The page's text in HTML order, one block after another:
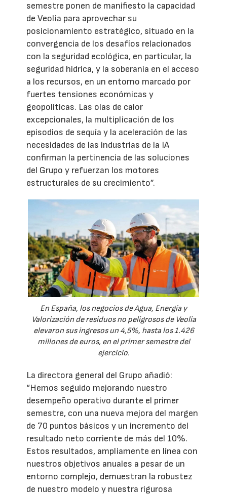
semestre ponen de manifiesto la capacidad
de Veolia para aprovechar su
posicionamiento estratégico, situado en la
convergencia de los desafíos relacionados
con la seguridad ecológica, en particular, la
seguridad hídrica, y la soberanía en el acceso
a los recursos, en un entorno marcado por
fuertes tensiones económicas y
geopolíticas. Las olas de calor
excepcionales, la multiplicación de los
episodios de sequía y la aceleración de las
necesidades de las industrias de la IA
confirman la pertinencia de las soluciones
del Grupo y refuerzan los motores
estructurales de su crecimiento”.
En España, los negocios de Agua, Energía y
Valorización de residuos no peligrosos de Veolia
elevaron sus ingresos un 4,5%, hasta los 1.426
millones de euros, en el primer semestre del
ejercicio.
La directora general del Grupo añadió:
“Hemos seguido mejorando nuestro
desempeño operativo durante el primer
semestre, con una nueva mejora del margen
de 70 puntos básicos y un incremento del
resultado neto corriente de más del 10%.
Estos resultados, ampliamente en línea con
nuestros objetivos anuales a pesar de un
entorno complejo, demuestran la robustez
de nuestro modelo y nuestra rigurosa